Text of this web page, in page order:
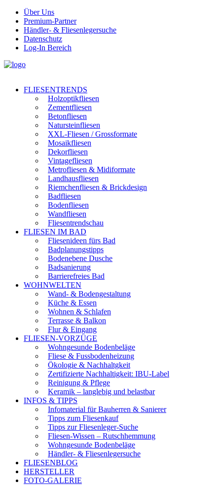
Über Uns
Premium-Partner
Händler- & Fliesenlegersuche
Datenschutz
Log-In Bereich
FLIESENTRENDS
Holzoptikfliesen
Zementfliesen
Betonfliesen
Natursteinfliesen
XXL-Fliesen / Grossformate
Mosaikfliesen
Dekorfliesen
Vintagefliesen
Metrofliesen & Midiformate
Landhausfliesen
Riemchenfliesen & Brickdesign
Badfliesen
Bodenfliesen
Wandfliesen
Fliesentrendschau
FLIESEN IM BAD
Fliesenideen fürs Bad
Badplanungstipps
Bodenebene Dusche
Badsanierung
Barrierefreies Bad
WOHNWELTEN
Wand- & Bodengestaltung
Küche & Essen
Wohnen & Schlafen
Terrasse & Balkon
Flur & Eingang
FLIESEN-VORZÜGE
Wohngesunde Bodenbeläge
Fliese & Fussbodenheizung
Ökologie & Nachhaltgkeit
Zertifizierte Nachhaltigkeit: IBU-Label
Reinigung & Pflege
Keramik – langlebig und belastbar
INFOS & TIPPS
Infomaterial für Bauherren & Sanierer
Tipps zum Fliesenkauf
Tipps zur Fliesenleger-Suche
Fliesen-Wissen – Rutschhemmung
Wohngesunde Bodenbeläge
Händler- & Fliesenlegersuche
FLIESENBLOG
HERSTELLER
FOTO-GALERIE